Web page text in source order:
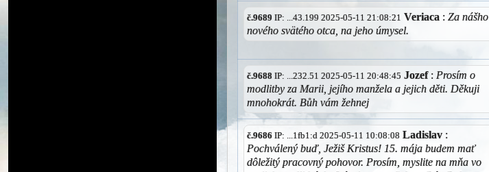
č.9689 IP: ...43.199 2025-05-11 21:08:21 Veriaca :Za nášho
nového svätého otca, na jeho úmysel.
č.9688 IP: ...232.51 2025-05-11 20:48:45 Jozef: Prosím o
modlitby za Marii, jejího manžela a jejich děti. Děkuji
mnohokrát. Bůh vám žehnej
č.9686 IP: ...1fb1:d 2025-05-11 10:08:08 Ladislav :
Pochválený buď, Ježiš Kristus! 15. mája budem mať
dôležitý pracovný pohovor. Prosím, myslite na mňa vo